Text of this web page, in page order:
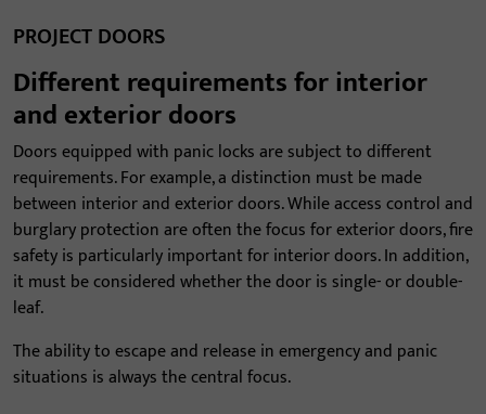
PROJECT DOORS
Different requirements for interior
and exterior doors
Doors equipped with panic locks are subject to different
requirements. For example, a distinction must be made
between interior and exterior doors. While access control and
burglary protection are often the focus for exterior doors, fire
safety is particularly important for interior doors. In addition,
it must be considered whether the door is single- or double-
leaf.
The ability to escape and release in emergency and panic
situations is always the central focus.